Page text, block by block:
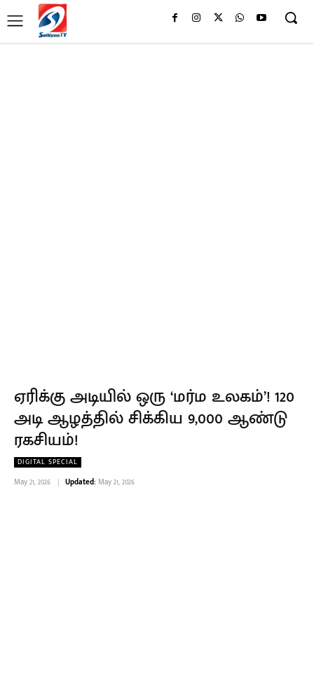
ஏரிக்கு அடியில் ஒரு ‘மர்ம உலகம்’! 120
அடி ஆழத்தில் சிக்கிய 9,000 ஆண்டு
ரகசியம்!
DIGITAL SPECIAL
May 21, 2026 Updated: May 21, 2026